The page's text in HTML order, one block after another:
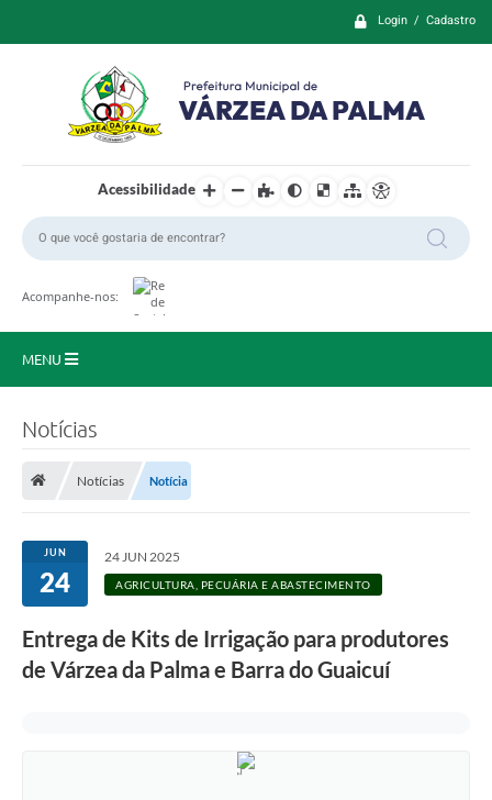
Login / Cadastro
Acessibilidade
Acompanhe-nos:
MENU
Cidadão
Publicações
Transparência
Notícias
Notícias Notícia
JUN
24
24 JUN 2025
AGRICULTURA, PECUÁRIA E ABASTECIMENTO
Entrega de Kits de Irrigação para produtores
de Várzea da Palma e Barra do Guaicuí